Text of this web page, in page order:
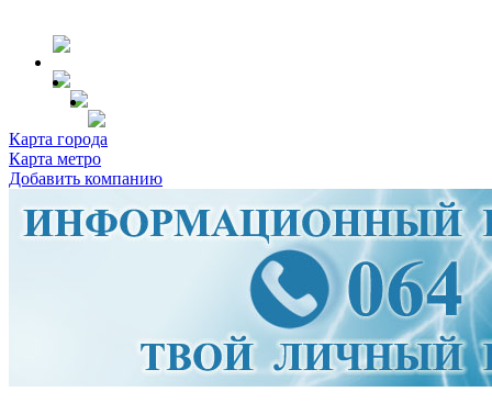
Карта города
Карта метро
Добавить компанию